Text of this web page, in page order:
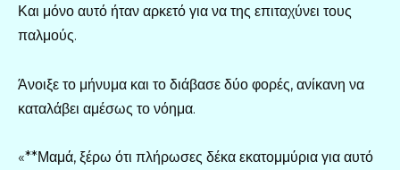
Και μόνο αυτό ήταν αρκετό για να της επιταχύνει τους
παλμούς.
Άνοιξε το μήνυμα και το διάβασε δύο φορές, ανίκανη να
καταλάβει αμέσως το νόημα.
«**Μαμά, ξέρω ότι πλήρωσες δέκα εκατομμύρια για αυτό